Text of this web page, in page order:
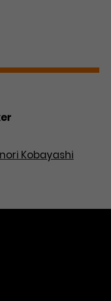
der Anzeige
und
von
hinweg.
Kobayashi